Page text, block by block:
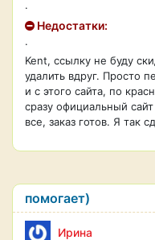
.
Недостатки:
.
Kent, ссылку не буду
удалить вдруг. Просто
и с этого сайта, по
сразу официальный
все, заказ готов. Я так
помогает)
Ирина